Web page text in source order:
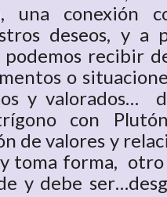
una
deseos, y a
recibir
o
y valorados…
con
de valores y
toma forma,
y debe